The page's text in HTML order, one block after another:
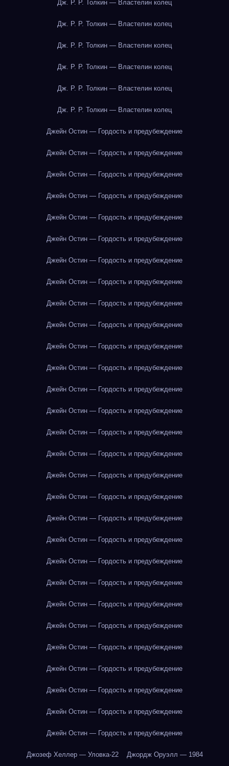
Дж. Р. Р. Толкин — Властелин колец
Дж. Р. Р. Толкин — Властелин колец
Дж. Р. Р. Толкин — Властелин колец
Дж. Р. Р. Толкин — Властелин колец
Дж. Р. Р. Толкин — Властелин колец
Дж. Р. Р. Толкин — Властелин колец
Джейн Остин — Гордость и предубеждение
Джейн Остин — Гордость и предубеждение
Джейн Остин — Гордость и предубеждение
Джейн Остин — Гордость и предубеждение
Джейн Остин — Гордость и предубеждение
Джейн Остин — Гордость и предубеждение
Джейн Остин — Гордость и предубеждение
Джейн Остин — Гордость и предубеждение
Джейн Остин — Гордость и предубеждение
Джейн Остин — Гордость и предубеждение
Джейн Остин — Гордость и предубеждение
Джейн Остин — Гордость и предубеждение
Джейн Остин — Гордость и предубеждение
Джейн Остин — Гордость и предубеждение
Джейн Остин — Гордость и предубеждение
Джейн Остин — Гордость и предубеждение
Джейн Остин — Гордость и предубеждение
Джейн Остин — Гордость и предубеждение
Джейн Остин — Гордость и предубеждение
Джейн Остин — Гордость и предубеждение
Джейн Остин — Гордость и предубеждение
Джейн Остин — Гордость и предубеждение
Джейн Остин — Гордость и предубеждение
Джейн Остин — Гордость и предубеждение
Джейн Остин — Гордость и предубеждение
Джейн Остин — Гордость и предубеждение
Джейн Остин — Гордость и предубеждение
Джейн Остин — Гордость и предубеждение
Джейн Остин — Гордость и предубеждение
Джозеф Хеллер — Уловка-22 Джордж Оруэлл — 1984